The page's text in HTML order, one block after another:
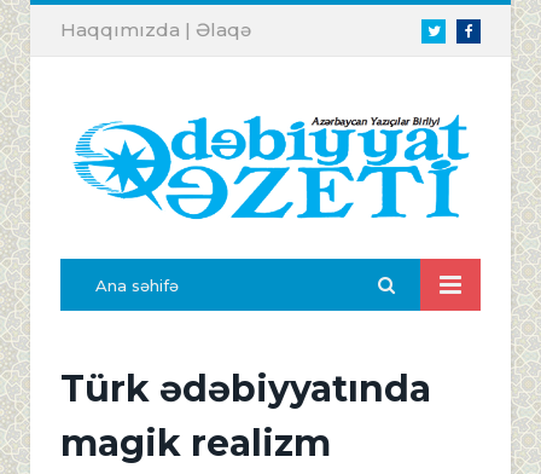
TwitterFacebook
Haqqımızda | Əlaqə
Ana səhifə
Türk ədəbiyyatında
magik realizm